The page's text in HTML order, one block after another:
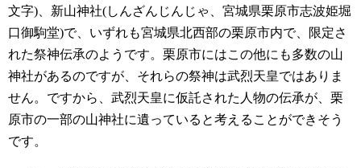
文字)、新山神社(しんざんじんじゃ、宮城県栗原市志波姫堀
口御駒堂)で、いずれも宮城県北西部の栗原市内で、限定さ
れた祭神伝承のようです。栗原市にはこの他にも多数の山
神社があるのですが、それらの祭神は武烈天皇ではありま
せん。ですから、武烈天皇に仮託された人物の伝承が、栗
原市の一部の山神社に遺っていると考えることができそう
です。